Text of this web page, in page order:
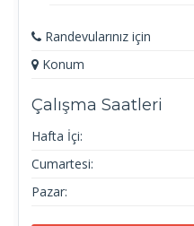
Randevularınız için
Konum
Çalışma Saatleri
Hafta İçi:
Cumartesi:
Pazar: